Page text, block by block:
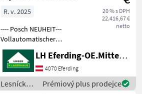
22to-M6274FHR
20 % s DPH
22.416,67 €
netto
R. v. 2025
---- Posch NEUHEIT---
Vollautomatischer
Holzspalter, HydroCombi
22to mit Funkseilwinde 750,
Spalttisch --
https://www.youtube.com/watch?
v=Vs_EBL0Bvis , , Lesnícke a
LH Eferding-OE.Mitte, Eferding
4070 Eferding
Lesnícke a
Prémiový plus prodejce